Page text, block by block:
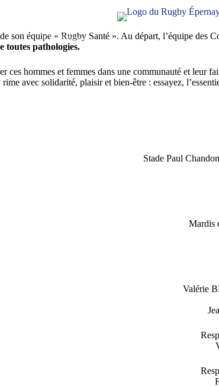
Challenge du Vignoble
son équipe « Rugby Santé ». Au départ, l’équipe des
toutes pathologies.
ces hommes et femmes dans une communauté et leur
avec solidarité, plaisir et bien-être : essayez,
Stade Paul
Mardis
Valérie